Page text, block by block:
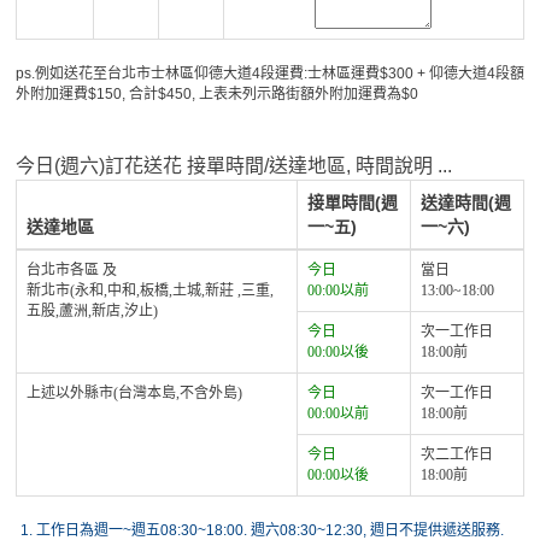
ps.例如送花至台北市士林區仰德大道4段運費:士林區運費$300 + 仰德大道4段額
外附加運費$150, 合計$450, 上表未列示路街額外附加運費為$0
今日(週六)訂花送花 接單時間/送達地區, 時間說明 ...
送達地區
接單時間(週
一~五)
送達時間(週
一~六)
台北市各區 及
新北市(永和,中和,板橋,土城,新莊 ,三重,
五股,蘆洲,新店,汐止)
今日
00:00以前
當日
13:00~18:00
今日
00:00以後
次一工作日
18:00前
上述以外縣市(台灣本島,不含外島)
今日
00:00以前
次一工作日
18:00前
今日
00:00以後
次二工作日
18:00前
1. 工作日為週一~週五08:30~18:00. 週六08:30~12:30, 週日不提供遞送服務.